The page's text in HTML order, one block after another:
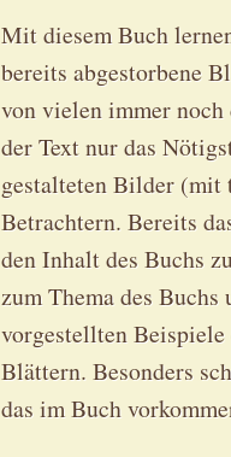
Mit diesem Buch
bereits abgestorbene
von vielen immer noch
der Text nur das
gestalteten Bilder
Betrachtern. Bereits
den Inhalt des Buchs
zum Thema des
vorgestellten
Blättern. Besonders
das im Buch